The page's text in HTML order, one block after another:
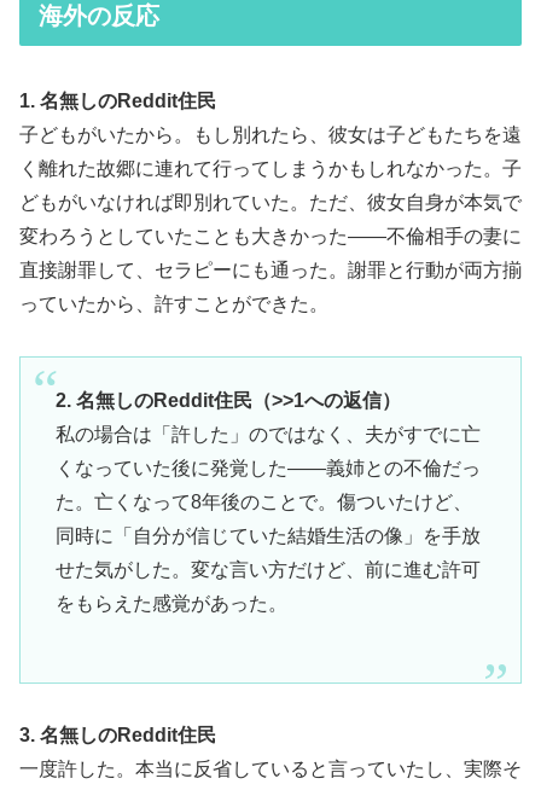
海外の反応
1. 名無しのReddit住民
子どもがいたから。もし別れたら、彼女は子どもたちを遠
く離れた故郷に連れて行ってしまうかもしれなかった。子
どもがいなければ即別れていた。ただ、彼女自身が本気で
変わろうとしていたことも大きかった——不倫相手の妻に
直接謝罪して、セラピーにも通った。謝罪と行動が両方揃
っていたから、許すことができた。
2. 名無しのReddit住民（>>1への返信）
私の場合は「許した」のではなく、夫がすでに亡
くなっていた後に発覚した——義姉との不倫だっ
た。亡くなって8年後のことで。傷ついたけど、
同時に「自分が信じていた結婚生活の像」を手放
せた気がした。変な言い方だけど、前に進む許可
をもらえた感覚があった。
3. 名無しのReddit住民
一度許した。本当に反省していると言っていたし、実際そ